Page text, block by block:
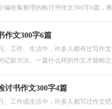
编收集整理的检讨书作文300字6篇，
作文300字6篇
、工作、生活中，许多人都有过写作
记叙方法。一篇什么样的作文才能称
讨书作文300字4篇
、工作或生活中，许多人都写过作文